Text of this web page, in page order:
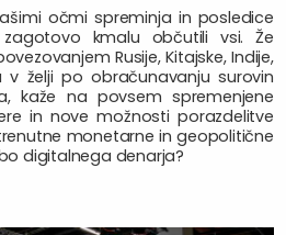
očmi spreminja in posledice
kmalu občutili vsi. Že
Rusije, Kitajske, Indije,
v želji po obračunavanju surovin
kaže na povsem spremenjene
in nove možnosti porazdelitve
monetarne in geopolitične
digitalnega denarja?